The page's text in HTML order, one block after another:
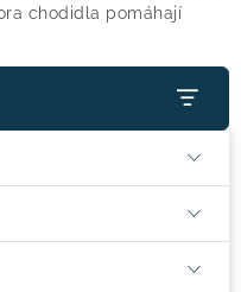
chodidla pomáhají